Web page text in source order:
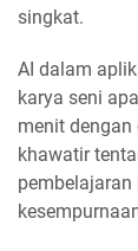
singkat.
AI dalam
karya seni
menit
khawatir